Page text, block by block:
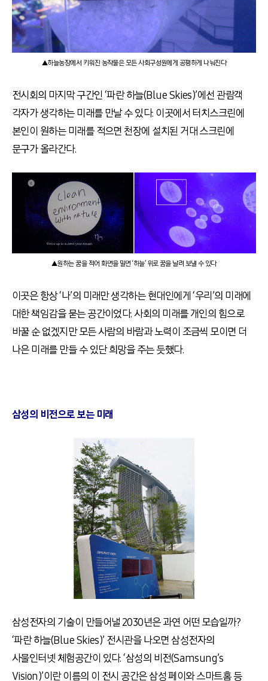
▲하늘농장에서 키워진 농작물은 모든 사회구성원에게 공평하게 나눠진다
전시회의 마지막 구간인 ‘파란 하늘(Blue Skies)’에선 관람객
각자가 생각하는 미래를 만날 수 있다. 이곳에서 터치스크린에
본인이 원하는 미래를 적으면 천장에 설치된 거대 스크린에
문구가 올라간다.
▲원하는 꿈을 적어 화면을 밀면 ‘하늘’ 위로 꿈을 날려 보낼 수 있다
이곳은 항상 ‘나’의 미래만 생각하는 현대인에게 ‘우리’의 미래에
대한 책임감을 묻는 공간이었다. 사회의 미래를 개인의 힘으로
바꿀 순 없겠지만 모든 사람의 바람과 노력이 조금씩 모이면 더
나은 미래를 만들 수 있단 희망을 주는 듯했다.
삼성의 비전으로 보는 미래
삼성전자의 기술이 만들어낼 2030년은 과연 어떤 모습일까?
‘파란 하늘(Blue Skies)’ 전시관을 나오면 삼성전자의
사물인터넷 체험공간이 있다. ‘삼성의 비전(Samsung’s
Vision)’이란 이름의 이 전시 공간은 삼성 페이와 스마트홈 등